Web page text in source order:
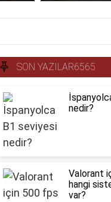
SON YAZILAR6565
nedir?
Valorant
hangi
var?